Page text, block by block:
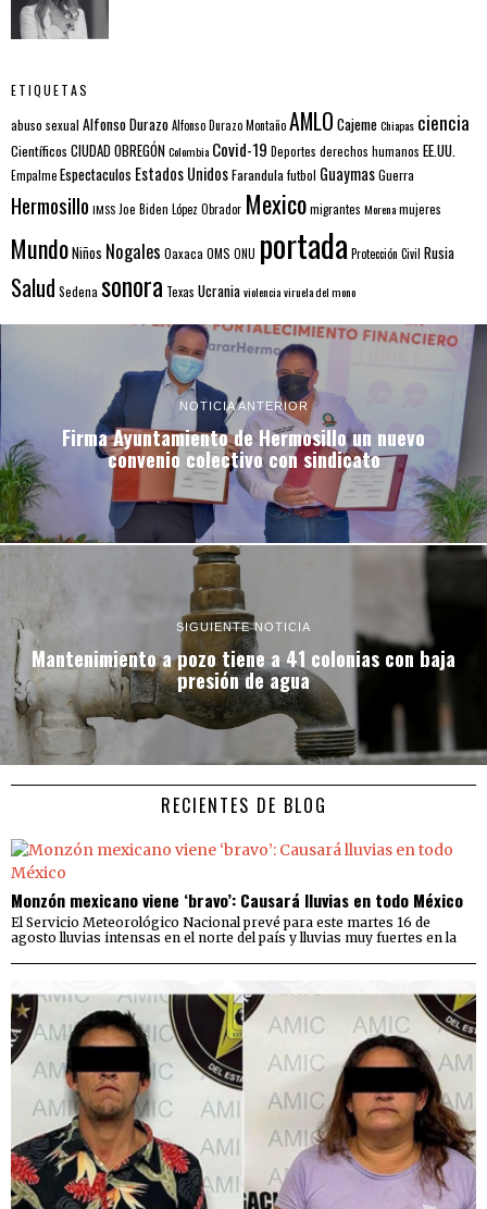
ETIQUETAS
abuso sexual Alfonso DurazoAlfonso Durazo MontañoAMLO CajemeChiapas ciencia
Científicos CIUDAD OBREGÓNColombia Covid-19 Deportes derechos humanos EE.UU.
EmpalmeEspectaculos Estados UnidosFarandula futbol GuaymasGuerra
Hermosillo IMSS Joe Biden López Obrador Mexicomigrantes Morenamujeres
MundoNiños Nogales Oaxaca OMS ONU portada Protección Civil Rusia
Salud Sedena sonora Texas Ucraniaviolenciaviruela del mono
NOTICIA ANTERIOR
Firma Ayuntamiento de Hermosillo un nuevo
convenio colectivo con sindicato
SIGUIENTE NOTICIA
Mantenimiento a pozo tiene a 41 colonias con baja
presión de agua
RECIENTES DE BLOG
Monzón mexicano viene ‘bravo’: Causará lluvias en todo México
El Servicio Meteorológico Nacional prevé para este martes 16 de
agosto lluvias intensas en el norte del país y lluvias muy fuertes en la